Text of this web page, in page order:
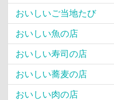
おいしいご当地たび
おいしい魚の店
おいしい寿司の店
おいしい蕎麦の店
おいしい肉の店